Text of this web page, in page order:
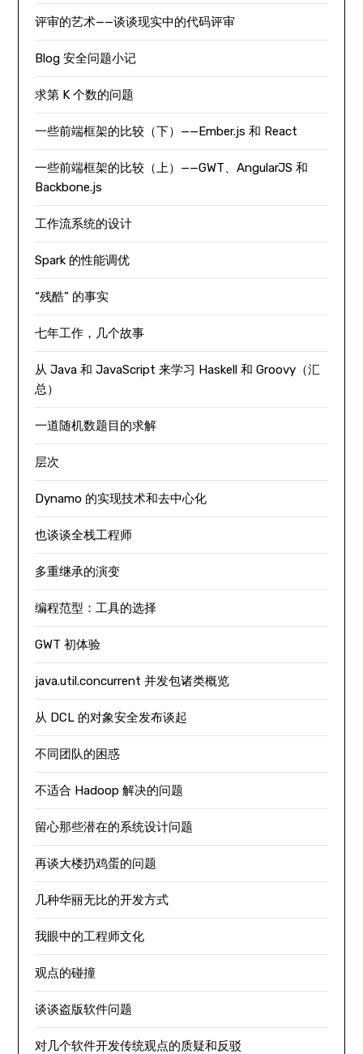
评审的艺术——谈谈现实中的代码评审
Blog 安全问题小记
求第 K 个数的问题
一些前端框架的比较（下）——Ember.js 和 React
一些前端框架的比较（上）——GWT、AngularJS 和
Backbone.js
工作流系统的设计
Spark 的性能调优
“残酷” 的事实
七年工作，几个故事
从 Java 和 JavaScript 来学习 Haskell 和 Groovy（汇
总）
一道随机数题目的求解
层次
Dynamo 的实现技术和去中心化
也谈谈全栈工程师
多重继承的演变
编程范型：工具的选择
GWT 初体验
java.util.concurrent 并发包诸类概览
从 DCL 的对象安全发布谈起
不同团队的困惑
不适合 Hadoop 解决的问题
留心那些潜在的系统设计问题
再谈大楼扔鸡蛋的问题
几种华丽无比的开发方式
我眼中的工程师文化
观点的碰撞
谈谈盗版软件问题
对几个软件开发传统观点的质疑和反驳